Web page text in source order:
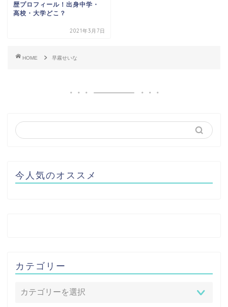
歴プロフィール！出身中学・
高校・大学どこ？
2021年3月7日
HOME 早霧せいな
今人気のオススメ
カテゴリー